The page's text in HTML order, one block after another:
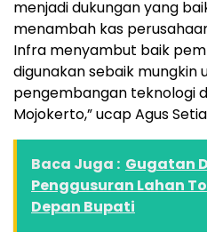
menjadi dukungan yang
menambah kas
Infra menyambut baik
digunakan sebaik mungkin
pengembangan teknologi
Mojokerto,” ucap Agus
Baca Juga : Gugatan
Penggusuran Lahan
Depan Bupati